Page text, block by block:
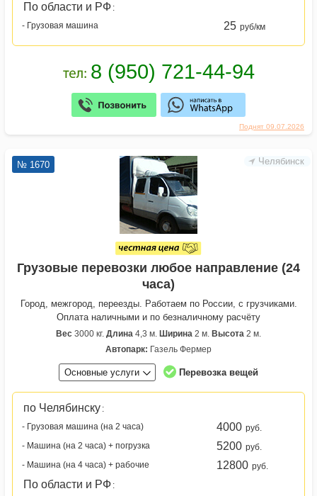
Поднят 09.07.2026
По области и РФ :
- Грузовая машина
25 руб/км
Челябинск
№ 1670
Грузовые перевозки любое направление (24
часа)
Город, межгород, переезды. Работаем по России, с грузчиками.
Оплата наличными и по безналичному расчёту
Вес 3000 кг. Длина 4,3 м. Ширина 2 м. Высота 2 м.
Автопарк: Газель Фермер
Основные услуги Перевозка вещей
по Челябинску :
- Грузовая машина (на 2 часа)
4000 руб.
- Машина (на 2 часа) + погрузка
5200 руб.
- Машина (на 4 часа) + рабочие
12800 руб.
По области и РФ :